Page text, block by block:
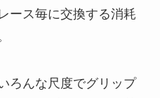
ース毎に交換する消耗
ろんな尺度でグリップ